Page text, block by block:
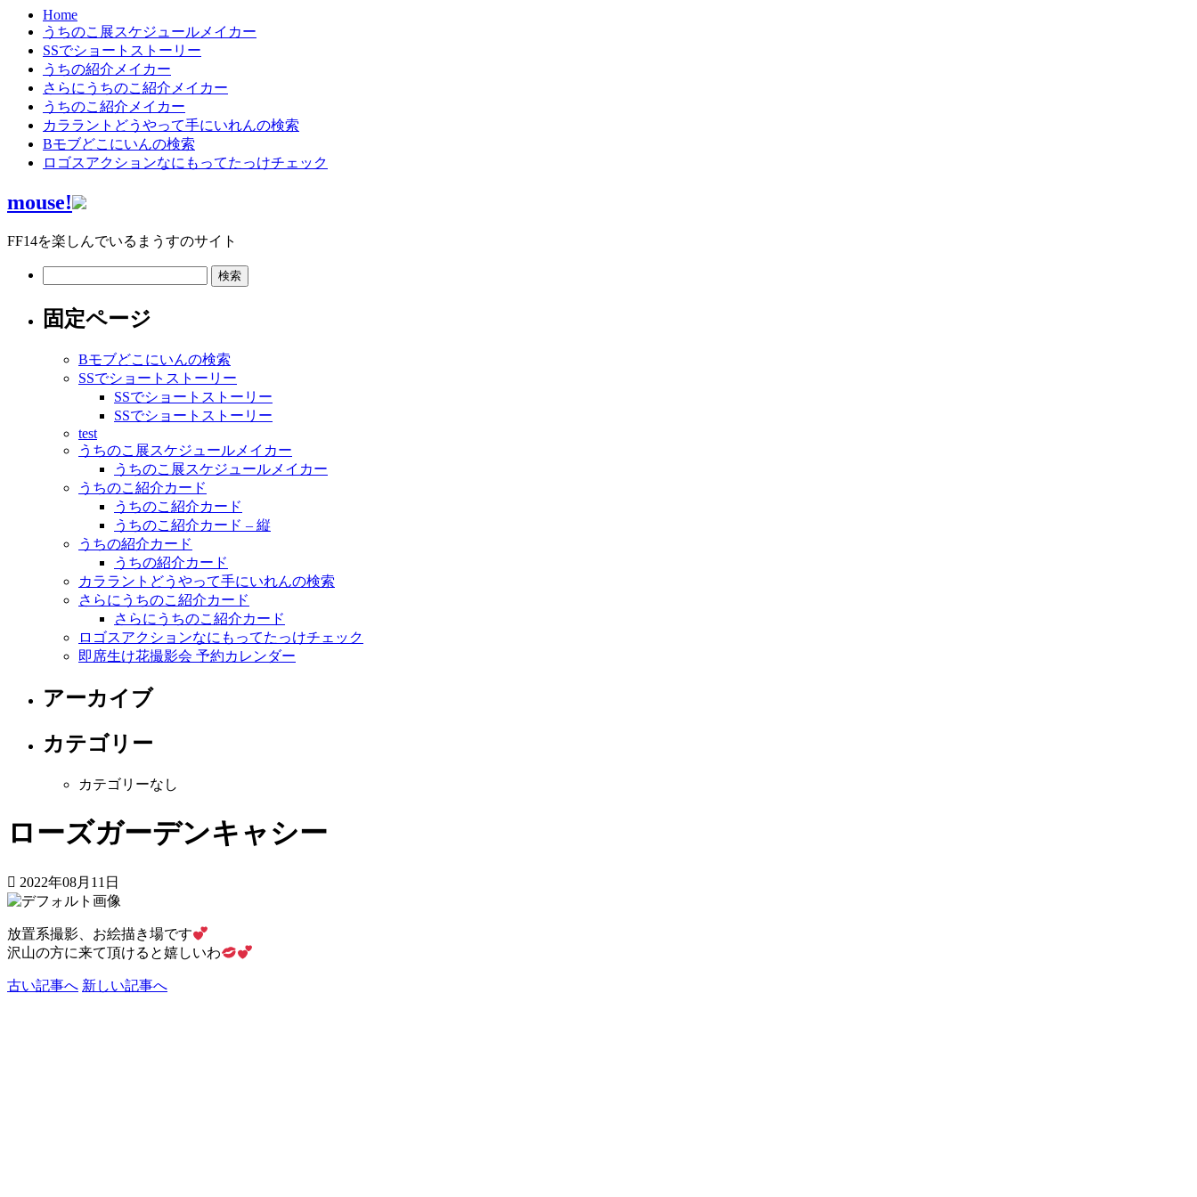
Home
うちのこ展スケジュールメイカー
SSでショートストーリー
うちの紹介メイカー
さらにうちのこ紹介メイカー
うちのこ紹介メイカー
カララントどうやって手にいれんの検索
Bモブどこにいんの検索
ロゴスアクションなにもってたっけチェック
mouse!
FF14を楽しんでいるまうすのサイト
固定ページ
Bモブどこにいんの検索
SSでショートストーリー
SSでショートストーリー
SSでショートストーリー
test
うちのこ展スケジュールメイカー
うちのこ展スケジュールメイカー
うちのこ紹介カード
うちのこ紹介カード
うちのこ紹介カード – 縦
うちの紹介カード
うちの紹介カード
カララントどうやって手にいれんの検索
さらにうちのこ紹介カード
さらにうちのこ紹介カード
ロゴスアクションなにもってたっけチェック
即席生け花撮影会 予約カレンダー
アーカイブ
カテゴリー
カテゴリーなし
ローズガーデンキャシー
2022年08月11日
放置系撮影、お絵描き場です
沢山の方に来て頂けると嬉しいわ
古い記事へ 新しい記事へ